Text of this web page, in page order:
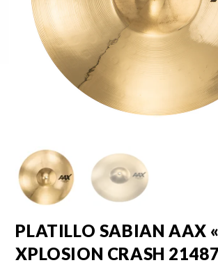
PLATILLO SABIAN AAX
XPLOSION CRASH